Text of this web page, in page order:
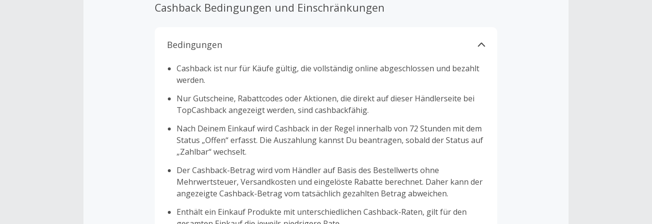
Cashback Bedingungen und Einschränkungen
Bedingungen
Cashback ist nur für Käufe gültig, die vollständig online abgeschlossen und bezahlt
werden.
Nur Gutscheine, Rabattcodes oder Aktionen, die direkt auf dieser Händlerseite bei
TopCashback angezeigt werden, sind cashbackfähig.
Nach Deinem Einkauf wird Cashback in der Regel innerhalb von 72 Stunden mit dem
Status „Offen“ erfasst. Die Auszahlung kannst Du beantragen, sobald der Status auf
„Zahlbar“ wechselt.
Der Cashback-Betrag wird vom Händler auf Basis des Bestellwerts ohne
Mehrwertsteuer, Versandkosten und eingelöste Rabatte berechnet. Daher kann der
angezeigte Cashback-Betrag vom tatsächlich gezahlten Betrag abweichen.
Enthält ein Einkauf Produkte mit unterschiedlichen Cashback-Raten, gilt für den